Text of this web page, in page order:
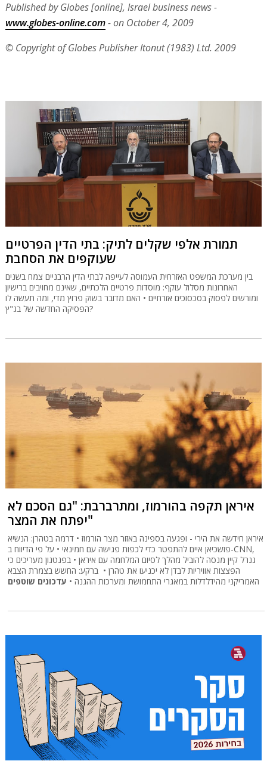
Published by Globes [online], Israel business news -
www.globes-online.com- on October 4, 2009
© Copyright of Globes Publisher Itonut (1983) Ltd. 2009
תמורת אלפי שקלים לתיק: בתי הדין הפרטיים
שעוקפים את הסחבת
בין מערכת המשפט האזרחית העמוסה לעייפה לבתי הדין הרבניים צמח בשנים
האחרונות מסלול עוקף: מוסדות פרטיים הלכתיים, שאינם מחויבים ברישיון
ומורשים לפסוק בסכסוכים אזרחיים • האם מדובר בשוק פרוץ מדי, ומה תעשה לו
הפסיקה החדשה של בג"ץ?
איראן תקפה בהורמוז, ומתרברבת: "גם הסכם לא
יפתח את המצר"
איראן חידשה את הירי - ופגעה בספינה באזור מצר הורמוז • דרמה בטהרן: הנשיא
פזשכיאן איים להתפטר כדי לכפות פגישה עם חמינאי • על פי הדיווח ב-CNN,
גנרל קיין מנסה להוביל מהלך לסיום המלחמה עם איראן • בפנטגון מעריכים כי
הפצצות אוויריות לבדן לא יכניעו את טהרן • ברקע: החשש בצמרת הצבא
האמריקני מהידלדלות במאגרי התחמושת ומערכות ההגנה • עדכונים שוטפים